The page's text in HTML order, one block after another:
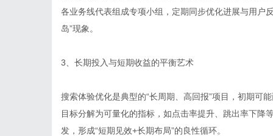
各业务线代表组成专项小组，定期同步优化进展与用户
岛”现象。
3、长期投入与短期收益的平衡艺术
搜索体验优化是典型的“长周期、高回报”项目，初期可
目标分解为可量化的指标，如点击率提升、跳出率下降
发，形成“短期见效+长期布局”的良性循环。